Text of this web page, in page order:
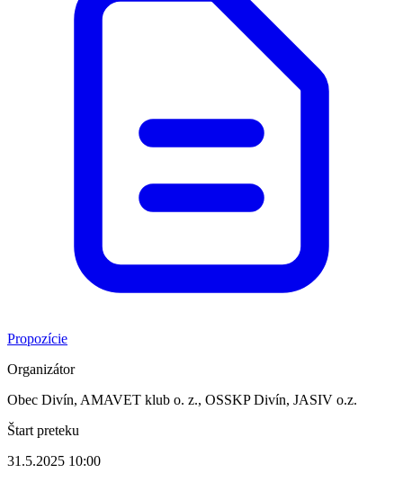
Propozície
Organizátor
Obec Divín, AMAVET klub o. z., OSSKP Divín, JASIV o.z.
Štart preteku
31.5.2025 10:00